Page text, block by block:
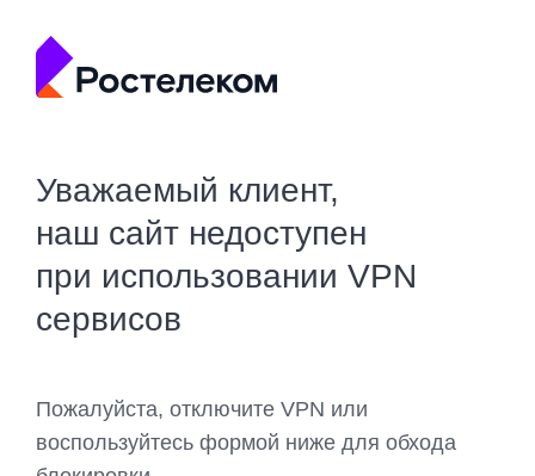
Уважаемый клиент,
наш сайт недоступен
при использовании VPN
сервисов
Пожалуйста, отключите VPN или
воспользуйтесь формой ниже для обхода